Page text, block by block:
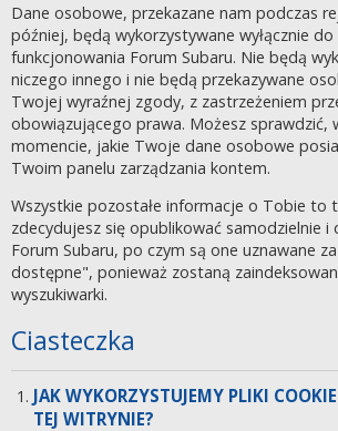
Dane osobowe, przekazane nam podczas
później, będą wykorzystywane wyłącznie
funkcjonowania Forum Subaru. Nie będą
niczego innego i nie będą przekazywane
Twojej wyraźnej zgody, z zastrzeżeniem
obowiązującego prawa. Możesz sprawdzić,
momencie, jakie Twoje dane osobowe
Twoim panelu zarządzania kontem.
Wszystkie pozostałe informacje o Tobie to
zdecydujesz się opublikować samodzielnie i
Forum Subaru, po czym są one uznawane
dostępne", ponieważ zostaną
wyszukiwarki.
Ciasteczka
JAK WYKORZYSTUJEMY PLIKI
TEJ WITRYNIE?